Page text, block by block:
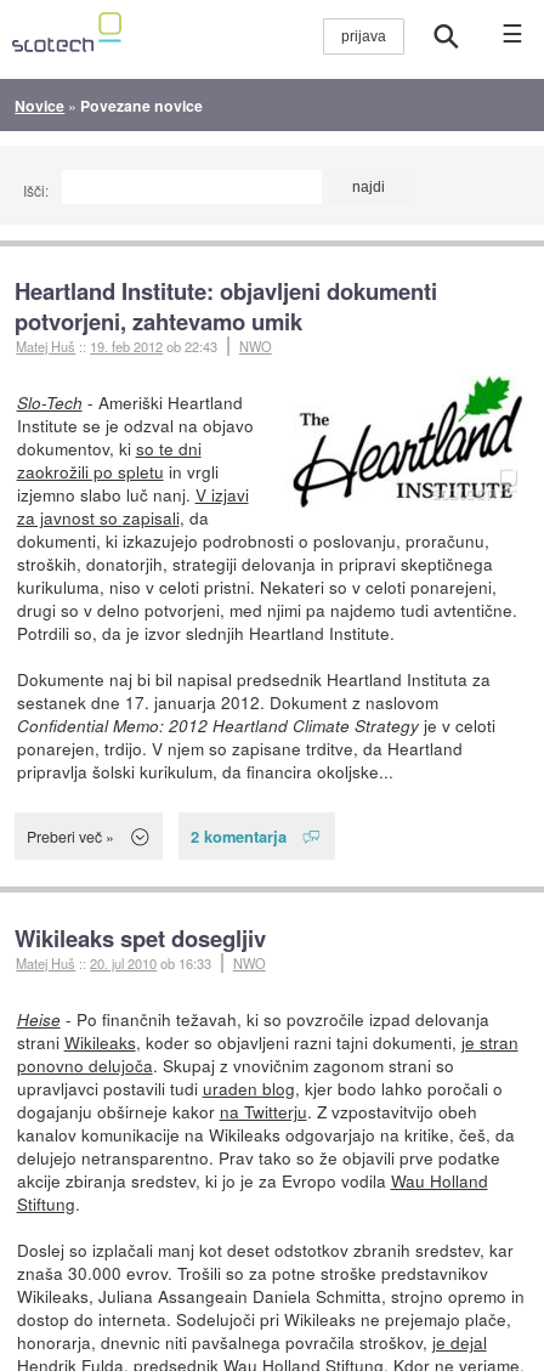
☰
Novice » Povezane novice
Išči:
Heartland Institute: objavljeni dokumenti
potvorjeni, zahtevamo umik
Matej Huš :: 19. feb 2012ob 22:43 NWO
Slo-Tech - Ameriški Heartland
Institute se je odzval na objavo
dokumentov, ki so te dni
zaokrožili po spletu in vrgli
izjemno slabo luč nanj. V izjavi
za javnost so zapisali, da
dokumenti, ki izkazujejo podrobnosti o poslovanju, proračunu,
stroških, donatorjih, strategiji delovanja in pripravi skeptičnega
kurikuluma, niso v celoti pristni. Nekateri so v celoti ponarejeni,
drugi so v delno potvorjeni, med njimi pa najdemo tudi avtentične.
Potrdili so, da je izvor slednjih Heartland Institute.
Dokumente naj bi bil napisal predsednik Heartland Instituta za
sestanek dne 17. januarja 2012. Dokument z naslovom
Confidential Memo: 2012 Heartland Climate Strategyje v celoti
ponarejen, trdijo. V njem so zapisane trditve, da Heartland
pripravlja šolski kurikulum, da financira okoljske...
Preberi več » 2 komentarja
Wikileaks spet dosegljiv
Matej Huš ::20. jul 2010ob 16:33 NWO
Heise- Po finančnih težavah, ki so povzročile izpad delovanja
strani Wikileaks, koder so objavljeni razni tajni dokumenti, je stran
ponovno delujoča. Skupaj z vnovičnim zagonom strani so
upravljavci postavili tudi uraden blog, kjer bodo lahko poročali o
dogajanju obširneje kakor na Twitterju. Z vzpostavitvijo obeh
kanalov komunikacije na Wikileaks odgovarjajo na kritike, češ, da
delujejo netransparentno. Prav tako so že objavili prve podatke
akcije zbiranja sredstev, ki jo je za Evropo vodila Wau Holland
Stiftung.
Doslej so izplačali manj kot deset odstotkov zbranih sredstev, kar
znaša 30.000 evrov. Trošili so za potne stroške predstavnikov
Wikileaks, Juliana Assangeain Daniela Schmitta, strojno opremo in
dostop do interneta. Sodelujoči pri Wikileaks ne prejemajo plače,
honorarja, dnevnic niti pavšalnega povračila stroškov, je dejal
Hendrik Fulda, predsednik Wau Holland Stiftung. Kdor ne verjame,